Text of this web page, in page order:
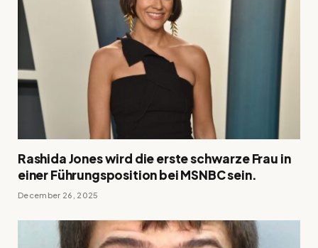
Rashida Jones wird die erste schwarze Frau in
einer Führungsposition bei MSNBC sein.
December 26, 2025